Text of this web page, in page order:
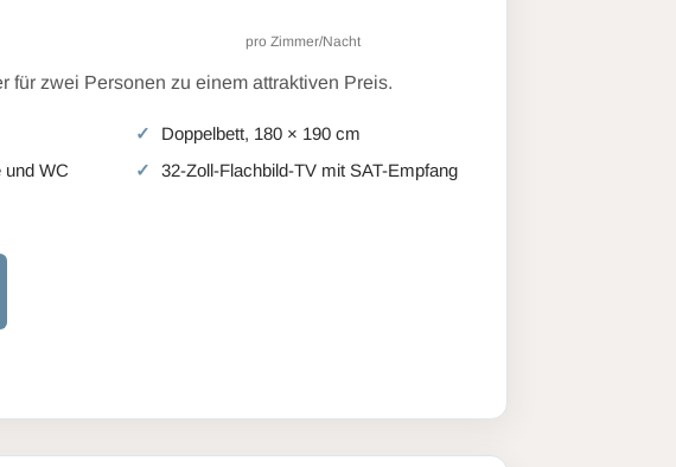
pro Zimmer/Nacht
für zwei Personen zu einem attraktiven Preis.
Doppelbett, 180 × 190 cm
und WC
32-Zoll-Flachbild-TV mit SAT-Empfang